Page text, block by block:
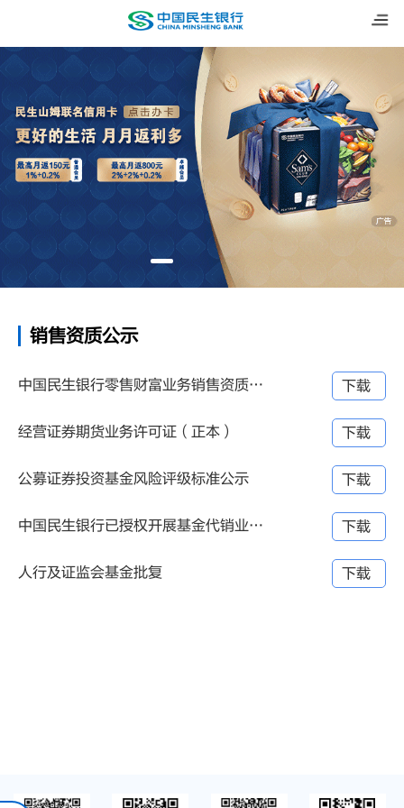
销售资质公示
中国民生银行零售财富业务销售资质公示表 下载
经营证券期货业务许可证（正本） 下载
公募证券投资基金风险评级标准公示 下载
中国民生银行已授权开展基金代销业务分行公示信 下载
人行及证监会基金批复 下载